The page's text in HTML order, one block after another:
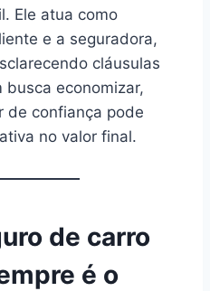
Ele atua como
e a seguradora,
cláusulas
busca economizar,
de confiança pode
no valor final.
de carro
é o